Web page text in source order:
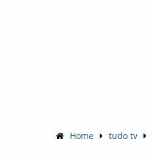
Home tudo tv